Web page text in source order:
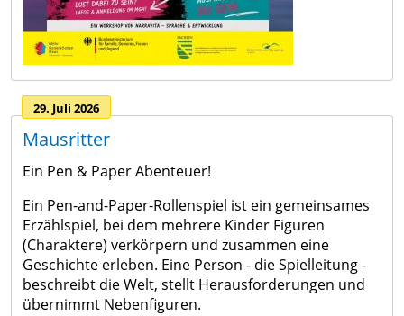
29. Juli 2026
Mausritter
Ein Pen & Paper Abenteuer!
Ein Pen-and-Paper-Rollenspiel ist ein gemeinsames
Erzählspiel, bei dem mehrere Kinder Figuren
(Charaktere) verkörpern und zusammen eine
Geschichte erleben. Eine Person - die Spielleitung -
beschreibt die Welt, stellt Herausforderungen und
übernimmt Nebenfiguren.